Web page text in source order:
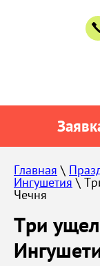
Главная \
Ингушетия \
Чечня
Три